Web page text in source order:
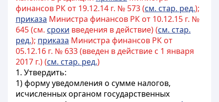
финансов РК от 19.12.14 г. № 573 (см. стар. ред.);
приказа Министра финансов РК от 10.12.15 г. №
645 (см. сроки введения в действие) (см. стар.
ред.); приказа Министра финансов РК от
05.12.16 г. № 633 (введен в действие с 1 января
2017 г.) (см. стар. ред.)
1. Утвердить:
1) форму уведомления о сумме налогов,
исчисленных органом государственных